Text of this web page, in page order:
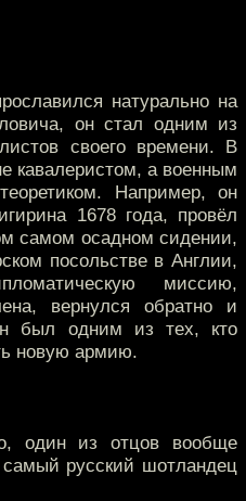
натурально на
он стал одним из
своего времени. В
кавалеристом, а военным
Например, он
1678 года, провёл
самом осадном сидении,
посольстве в Англии,
миссию,
вернулся обратно и
был одним из тех, кто
новую армию.
один из отцов вообще
русский шотландец